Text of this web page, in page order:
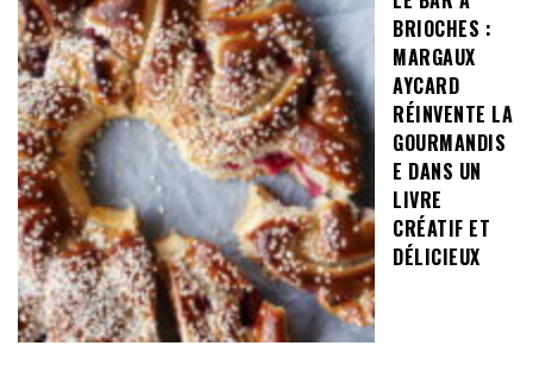
BRIOCHES :
MARGAUX
AYCARD
RÉINVENTE LA
GOURMANDIS
E DANS UN
LIVRE
CRÉATIF ET
DÉLICIEUX